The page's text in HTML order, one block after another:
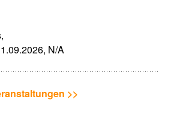
N/A
>>